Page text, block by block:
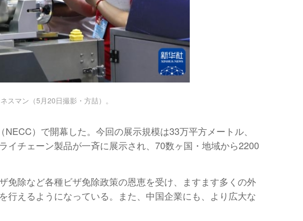
スマン（5月20日撮影・方喆）。
）で開幕した。今回の展示規模は33万平方メートル、
チェーン製品が一斉に展示され、70数ヶ国・地域から2200
免除など各種ビザ免除政策の恩恵を受け、ますます多くの外
えるようになっている。また、中国企業にも、より広大な